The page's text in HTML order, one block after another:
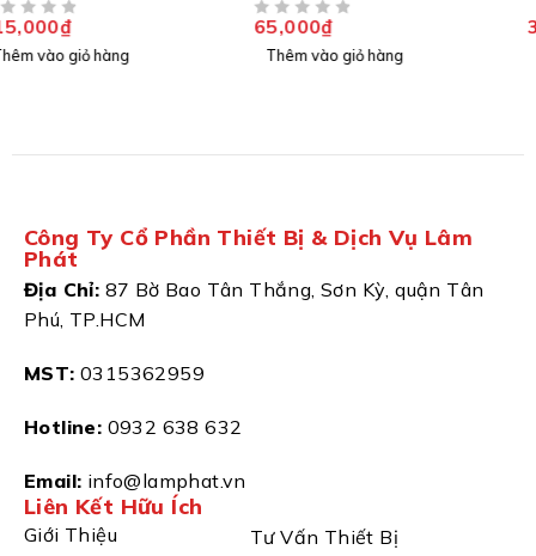
65,000
Thêm vào giỏ hàng
35,000
Thêm vào giỏ hàng
Công Ty Cổ Phần Thiết Bị & Dịch Vụ Lâm
Phát
Địa Chỉ: 87 Bờ Bao Tân Thắng, Sơn Kỳ, quận Tân
Phú, TP.HCM
MST: 0315362959
Hotline: 0932 638 632
Email: info@lamphat.vn
Liên Kết Hữu Ích
Giới Thiệu
Tư Vấn Thiết Bị